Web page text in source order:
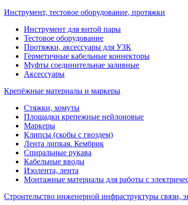
Инструмент, тестовое оборудование, протяжки
Инструмент для витой пары
Тестовое оборудование
Протяжки, аксессуары для УЗК
Герметичные кабельные коннекторы
Муфты соединительнае заливные
Аксессуары
Крепёжные материалы и маркеры
Стяжки, хомуты
Площадки крепежные нейлоновые
Маркеры
Клипсы (скобы с гвоздем)
Лента липкая. Кембрик
Спиральные рукава
Кабельные вводы
Изолента, лента
Монтажные материалы для работы с
Строительство инженерной инфраструктуры связи,